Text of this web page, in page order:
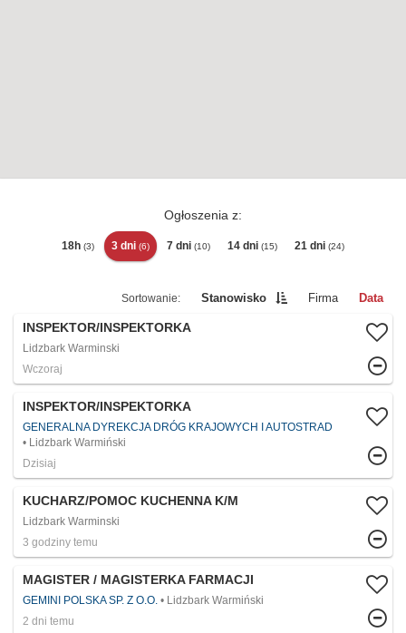
Ogłoszenia z:
18h (3) 3 dni (6) 7 dni (10) 14 dni (15) 21 dni (24)
Stanowisko Firma Data
INSPEKTOR/INSPEKTORKA
Lidzbark Warminski
Wczoraj
INSPEKTOR/INSPEKTORKA
GENERALNA DYREKCJA DRÓG KRAJOWYCH I AUTOSTRAD
Lidzbark Warmiński
Dzisiaj
KUCHARZ/POMOC KUCHENNA K/M
Lidzbark Warminski
3 godziny temu
MAGISTER / MAGISTERKA FARMACJI
GEMINI POLSKA SP. Z O.O.
Lidzbark Warmiński
2 dni temu